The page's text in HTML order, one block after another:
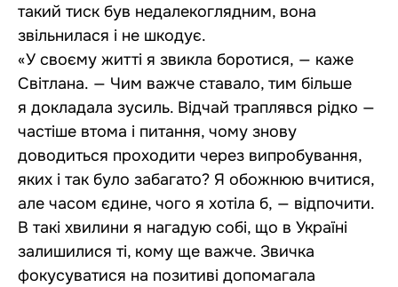
такий тиск був недалекоглядним, вона
звільнилася і не шкодує.
«У своєму житті я звикла боротися, — каже
Світлана. — Чим важче ставало, тим більше
я докладала зусиль. Відчай траплявся рідко —
частіше втома і питання, чому знову
доводиться проходити через випробування,
яких і так було забагато? Я обожнюю вчитися,
але часом єдине, чого я хотіла б, — відпочити.
В такі хвилини я нагадую собі, що в Україні
залишилися ті, кому ще важче. Звичка
фокусуватися на позитиві допомагала